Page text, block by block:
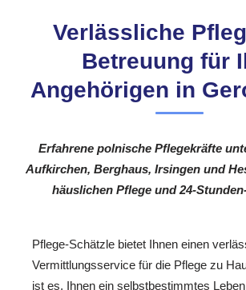
Verlässliche
Betreuung für
Angehörigen in
Erfahrene polnische Pflegekräfte
Aufkirchen, Berghaus, Irsingen und
häuslichen Pflege und 24-
Pflege-Schätzle bietet Ihnen einen
Vermittlungsservice für die Pflege zu
ist es, Ihnen ein selbstbestimmtes